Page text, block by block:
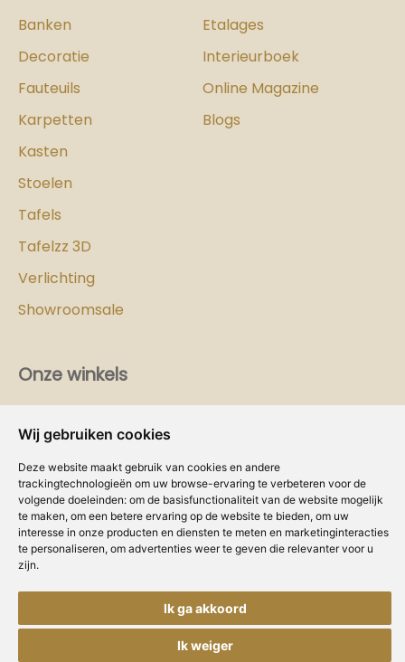
Wij gebruiken cookies
Deze website maakt gebruik van cookies en andere
trackingtechnologieën om uw browse-ervaring te verbeteren voor de
volgende doeleinden: om de basisfunctionaliteit van de website mogelijk
te maken, om een betere ervaring op de website te bieden, om uw
interesse in onze producten en diensten te meten en marketinginteracties
te personaliseren, om advertenties weer te geven die relevanter voor u
zijn.
Ik ga akkoord
Ik weiger
Banken
Decoratie
Fauteuils
Karpetten
Kasten
Stoelen
Tafels
Tafelzz 3D
Verlichting
Showroomsale
Etalages
Interieurboek
Online Magazine
Blogs
Onze winkels
Dealer worden?
Volg ons